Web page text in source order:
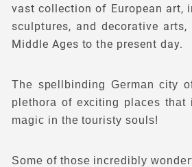
vast collection of European art,
sculptures, and decorative
Middle Ages to the present day.
The spellbinding German city
plethora of exciting places
magic in the touristy souls!
Some of those incredibly